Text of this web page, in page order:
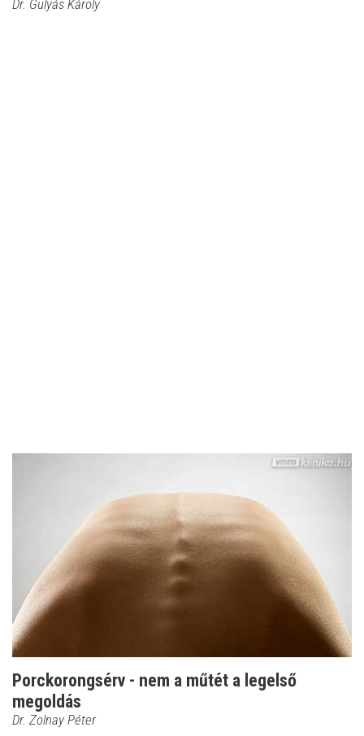
Dr. Gulyás Károly
Porckorongsérv - nem a műtét a legelső
megoldás
Dr. Zolnay Péter